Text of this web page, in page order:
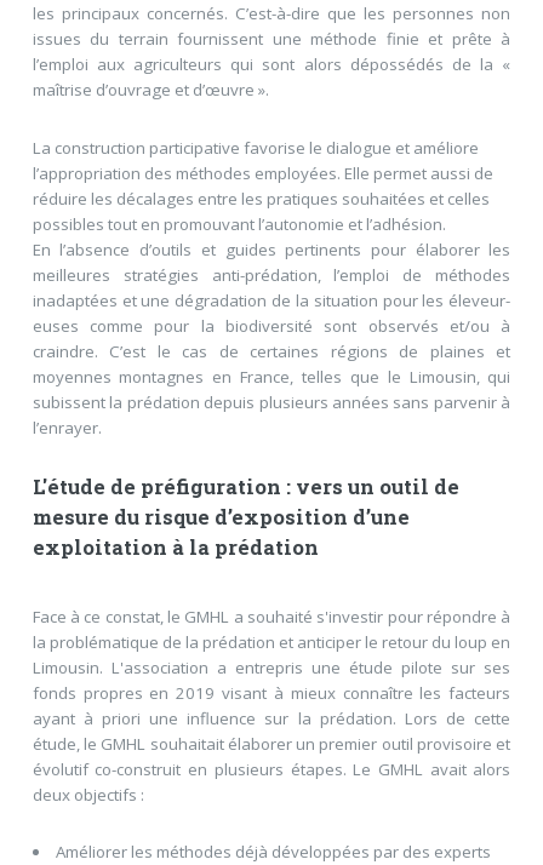
les principaux concernés. C’est-à-dire que les personnes non
issues du terrain fournissent une méthode finie et prête à
l’emploi aux agriculteurs qui sont alors dépossédés de la «
maîtrise d’ouvrage et d’œuvre ».
La construction participative favorise le dialogue et améliore
l’appropriation des méthodes employées. Elle permet aussi de
réduire les décalages entre les pratiques souhaitées et celles
possibles tout en promouvant l’autonomie et l’adhésion.
En l’absence d’outils et guides pertinents pour élaborer les
meilleures stratégies anti-prédation, l’emploi de méthodes
inadaptées et une dégradation de la situation pour les éleveur-
euses comme pour la biodiversité sont observés et/ou à
craindre. C’est le cas de certaines régions de plaines et
moyennes montagnes en France, telles que le Limousin, qui
subissent la prédation depuis plusieurs années sans parvenir à
l’enrayer.
L'étude de préfiguration : vers un outil de
mesure du risque d’exposition d’une
exploitation à la prédation
Face à ce constat, le GMHL a souhaité s'investir pour répondre à
la problématique de la prédation et anticiper le retour du loup en
Limousin. L'association a entrepris une étude pilote sur ses
fonds propres en 2019 visant à mieux connaître les facteurs
ayant à priori une influence sur la prédation. Lors de cette
étude, le GMHL souhaitait élaborer un premier outil provisoire et
évolutif co-construit en plusieurs étapes. Le GMHL avait alors
deux objectifs :
Améliorer les méthodes déjà développées par des experts